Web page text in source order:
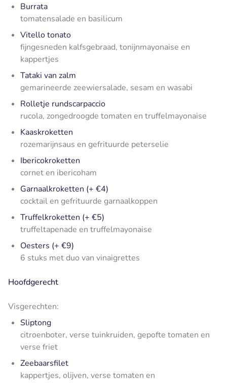
Burrata
tomatensalade en basilicum
Vitello tonato
fijngesneden kalfsgebraad, tonijnmayonaise en
kappertjes
Tataki van zalm
gemarineerde zeewiersalade, sesam en wasabi
Rolletje rundscarpaccio
rucola, zongedroogde tomaten en truffelmayonaise
Kaaskroketten
rozemarijnsaus en gefrituurde peterselie
Ibericokroketten
cornet en ibericoham
Garnaalkroketten (+ €4)
cocktail en gefrituurde garnaalkoppen
Truffelkroketten (+ €5)
truffeltapenade en truffelmayonaise
Oesters (+ €9)
6 stuks met duo van vinaigrettes
Hoofdgerecht
Visgerechten:
Sliptong
citroenboter, verse tuinkruiden, gepofte tomaten en
verse friet
Zeebaarsfilet
kappertjes, olijven, verse tomaten en